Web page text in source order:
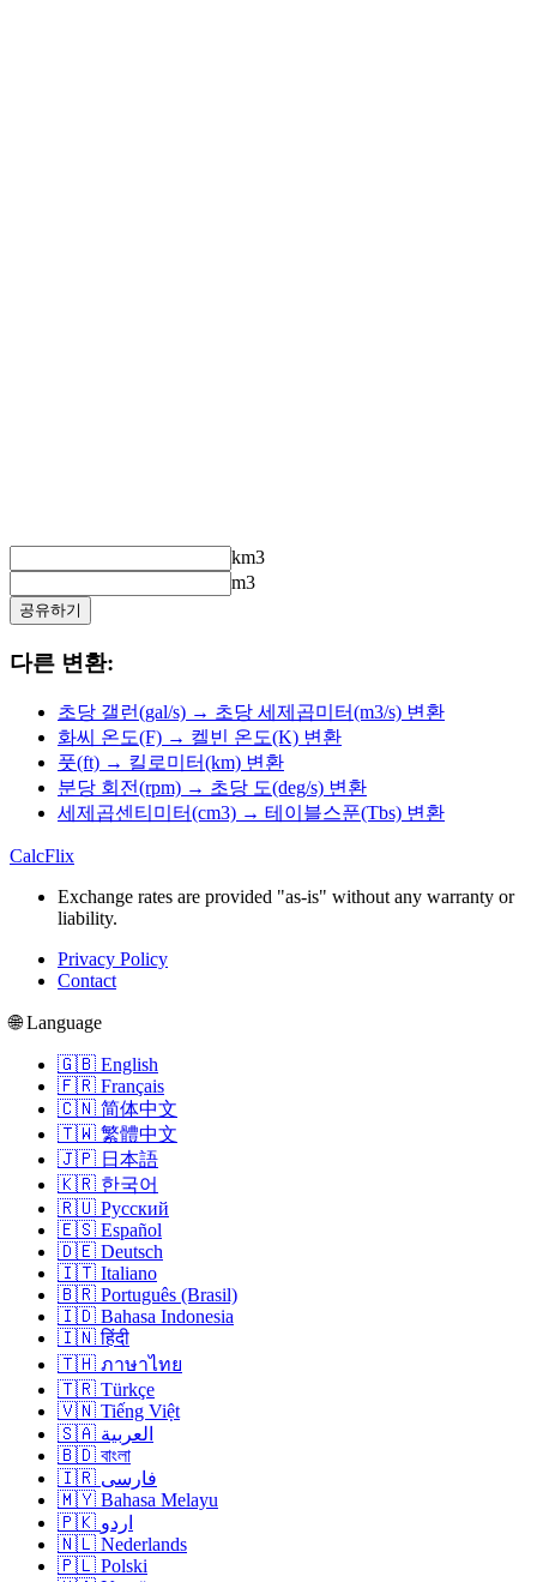
km3
m3
공유하기
다른 변환:
초당 갤런(gal/s) → 초당 세제곱미터(m3/s) 변환
화씨 온도(F) → 켈빈 온도(K) 변환
풋(ft) → 킬로미터(km) 변환
분당 회전(rpm) → 초당 도(deg/s) 변환
세제곱센티미터(cm3) → 테이블스푼(Tbs) 변환
CalcFlix
Exchange rates are provided "as-is" without any warranty or
liability.
Privacy Policy
Contact
🌐 Language
🇬🇧 English
🇫🇷 Français
🇨🇳 简体中文
🇹🇼 繁體中文
🇯🇵 日本語
🇰🇷 한국어
🇷🇺 Русский
🇪🇸 Español
🇩🇪 Deutsch
🇮🇹 Italiano
🇧🇷 Português (Brasil)
🇮🇩 Bahasa Indonesia
🇮🇳 हिंदी
🇹🇭 ภาษาไทย
🇹🇷 Türkçe
🇻🇳 Tiếng Việt
🇸🇦 العربية
🇧🇩 বাংলা
🇮🇷 فارسی
🇲🇾 Bahasa Melayu
🇵🇰 اردو
🇳🇱 Nederlands
🇵🇱 Polski